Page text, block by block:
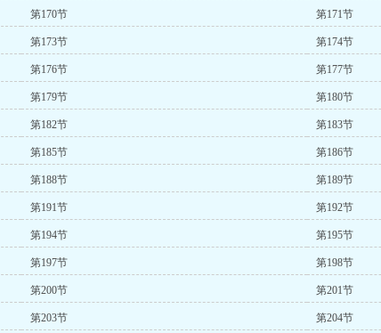
第170节 第171节
第173节 第174节
第176节 第177节
第179节 第180节
第182节 第183节
第185节 第186节
第188节 第189节
第191节 第192节
第194节 第195节
第197节 第198节
第200节 第201节
第203节 第204节